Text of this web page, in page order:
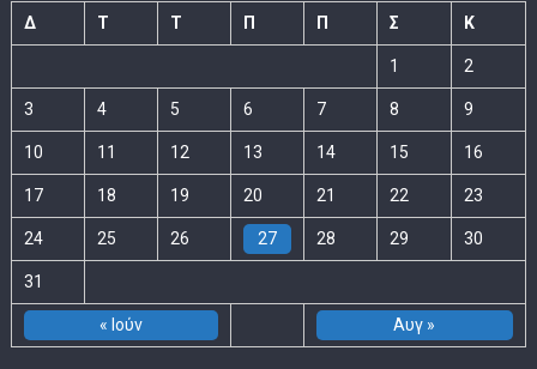
Δ
Τ Τ Π Π Σ Κ
« Ιούν Αυγ »
1 2
3 4 5 6 7 8 9
10 11 12 13 14 15 16
17 18 19 20 21 22 23
24 25 26 27 28 29 30
31